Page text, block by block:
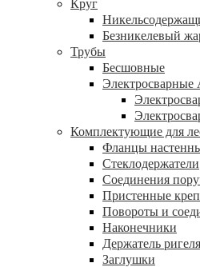
Круг
Безникелевый
Трубы
Бесшовные
Электросварные
Комплектующие для
Фланцы
Стеклодержатели
Соединения
Пристенные
Повороты и
Наконечники
Держатель ригеля
Заглушки